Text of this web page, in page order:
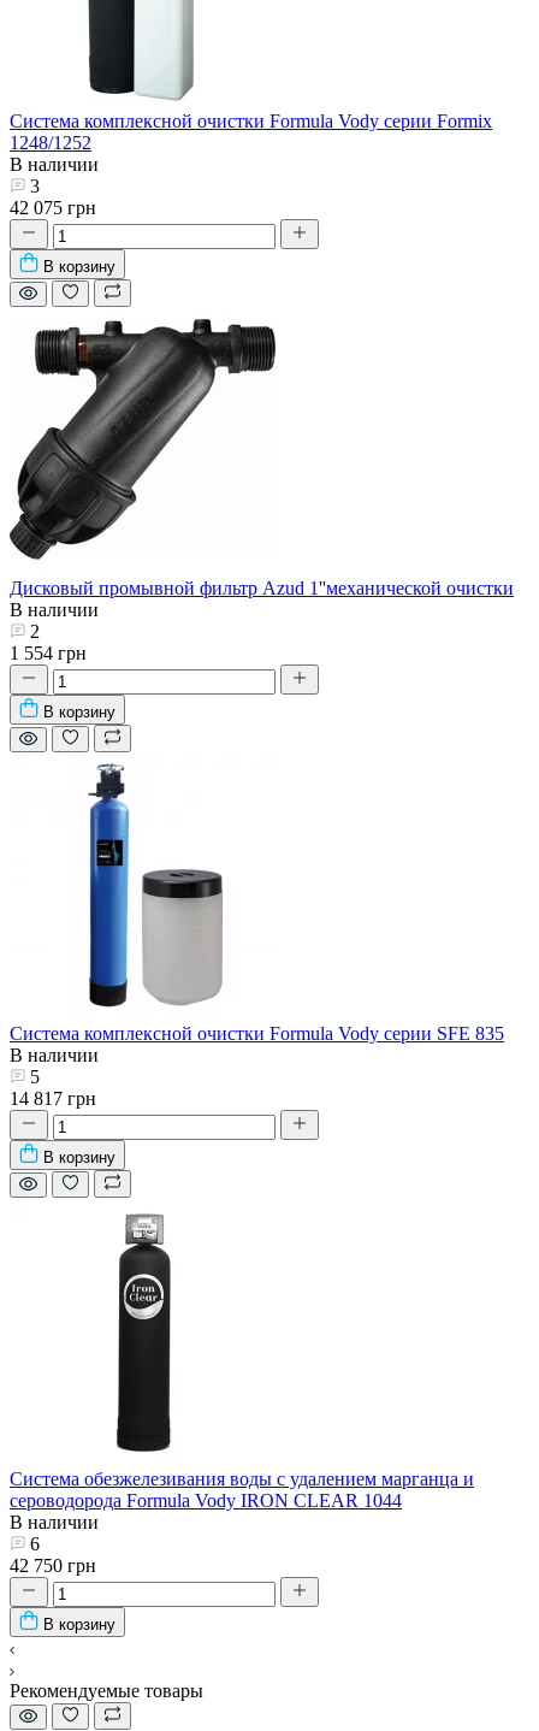
Система комплексной очистки Formula Vody серии Formix
1248/1252
В наличии
3
42 075 грн
В корзину
Дисковый промывной фильтр Azud 1''механической очистки
В наличии
2
1 554 грн
В корзину
Система комплексной очистки Formula Vody серии SFE 835
В наличии
5
14 817 грн
В корзину
Система обезжелезивания воды с удалением марганца и
сероводорода Formula Vody IRON CLEAR 1044
В наличии
6
42 750 грн
В корзину
Рекомендуемые товары